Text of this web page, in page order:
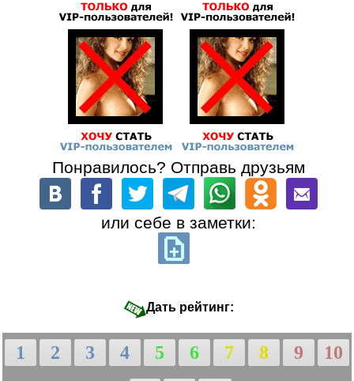
Понравилось? Отправь друзьям
или себе в заметки:
Дать рейтинг:
1 2 3 4 5 6 7 8 9
10